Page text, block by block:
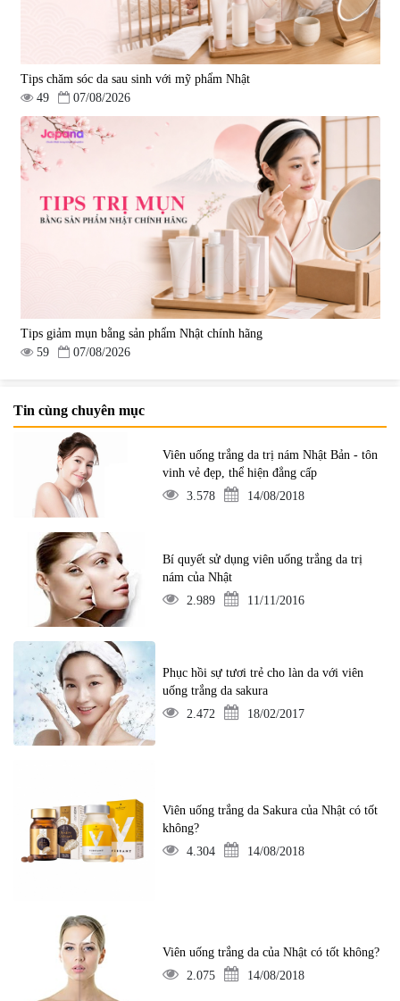
Tips chăm sóc da sau sinh với mỹ phẩm Nhật
49
07/08/2026
Tips giảm mụn bằng sản phẩm Nhật chính hãng
59
07/08/2026
Tin cùng chuyên mục
Viên uống trắng da trị nám Nhật Bản - tôn
vinh vẻ đẹp, thể hiện đẳng cấp
3.578
14/08/2018
Bí quyết sử dụng viên uống trắng da trị
nám của Nhật
2.989
11/11/2016
Phục hồi sự tươi trẻ cho làn da với viên
uống trắng da sakura
2.472
18/02/2017
Viên uống trắng da Sakura của Nhật có tốt
không?
4.304
14/08/2018
Viên uống trắng da của Nhật có tốt không?
2.075
14/08/2018